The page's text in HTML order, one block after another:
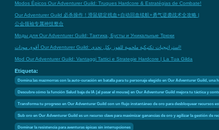
Modos Épicos Our Adventurer Guild: Truques Hardcore & Estratégias de Combate!
Our Adventurer Guild 必杀操作！滑鼠锁定残血+自动回血续航+勇气逆袭战术全攻略 |
公会领袖专属神技整合
Моды для Our Adventurer Guild: Тактика, Бусты и Уникальные Трюки
أقوى مودات Our Adventurer Guild: استراتيجيات تكتيكية ملحمية للفوز بكل تحدي!
Mod Our Adventurer Guild: Vantaggi Tattici e Strategie Hardcore | La Tua Gilda
Etiqueta:
Domina las mazmorras con la auto-curación en batalla para tu personaje elegido en Our Adventurer Guild,
Descubre cómo la función Salud baja de IA (al pasar el mouse) en Our Adventurer Guild mejora tu táctica y
Transforma tu progreso en Our Adventurer Guild con un flujo instantáneo de oro para desbloquear recursos
Sub oro en Our Adventurer Guild es un recurso clave para maximizar ganancias de oro y agilizar la gestión de
Dominar la resistencia para aventuras épicas sin interrupciones